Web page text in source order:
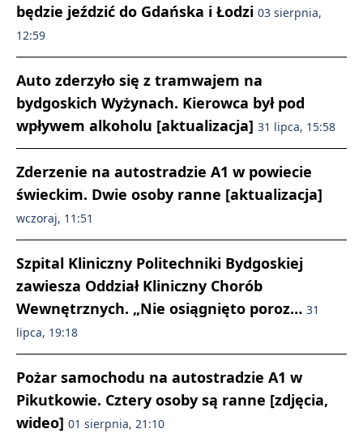
będzie jeździć do Gdańska i Łodzi 03 sierpnia,
12:59
Auto zderzyło się z tramwajem na
bydgoskich Wyżynach. Kierowca był pod
wpływem alkoholu [aktualizacja] 31 lipca, 15:58
Zderzenie na autostradzie A1 w powiecie
świeckim. Dwie osoby ranne [aktualizacja]
wczoraj, 11:51
Szpital Kliniczny Politechniki Bydgoskiej
zawiesza Oddział Kliniczny Chorób
Wewnętrznych. „Nie osiągnięto poroz… 31
lipca, 19:18
Pożar samochodu na autostradzie A1 w
Pikutkowie. Cztery osoby są ranne [zdjęcia,
wideo] 01 sierpnia, 21:10